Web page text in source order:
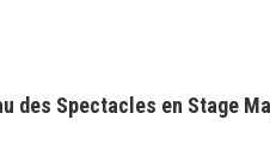
des Spectacles en Stage